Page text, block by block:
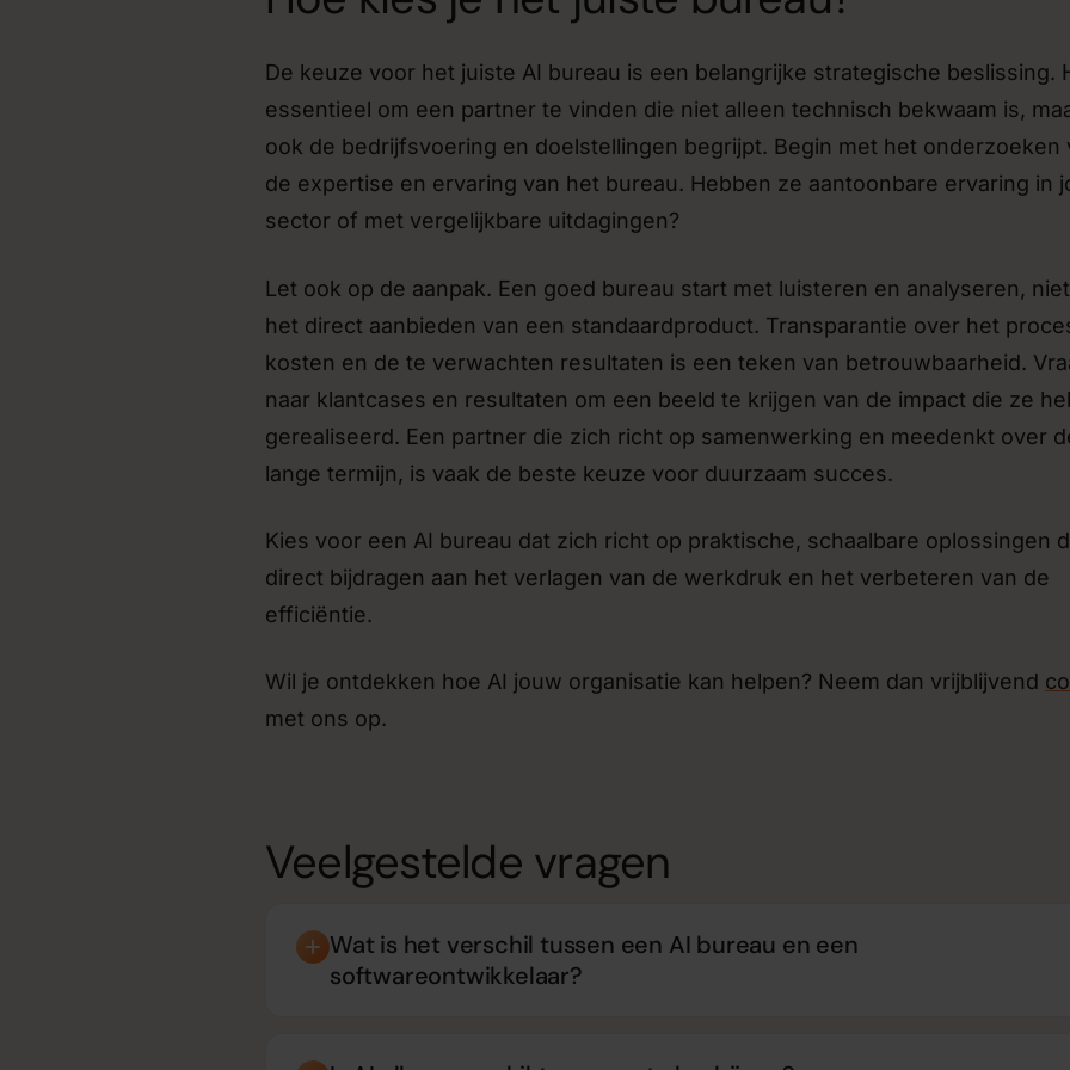
De keuze voor het juiste AI bureau is een belangrijke strategische beslissing.
essentieel om een partner te vinden die niet alleen technisch bekwaam is,
ook de bedrijfsvoering en doelstellingen begrijpt. Begin met het onderzoeken
de expertise en ervaring van het bureau. Hebben ze aantoonbare ervaring in
sector of met vergelijkbare uitdagingen?
Let ook op de aanpak. Een goed bureau start met luisteren en analyseren,
het direct aanbieden van een standaardproduct. Transparantie over het
kosten en de te verwachten resultaten is een teken van betrouwbaarheid.
naar klantcases en resultaten om een beeld te krijgen van de impact die ze
gerealiseerd. Een partner die zich richt op samenwerking en meedenkt over
lange termijn, is vaak de beste keuze voor duurzaam succes.
Kies voor een AI bureau dat zich richt op praktische, schaalbare oplossingen
direct bijdragen aan het verlagen van de werkdruk en het verbeteren van de
efficiëntie.
Wil je ontdekken hoe AI jouw organisatie kan helpen? Neem dan vrijblijvend
met ons op.
Veelgestelde vragen
Wat is het verschil tussen een AI bureau en een
softwareontwikkelaar?